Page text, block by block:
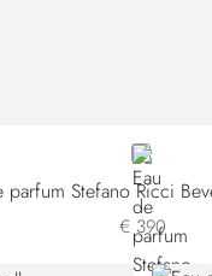
SILVER
parfum Stefano Ricci
€ 390